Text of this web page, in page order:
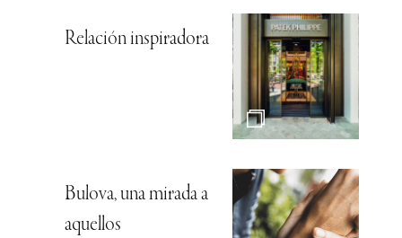
Relación inspiradora
Bulova, una mirada a
aquellos